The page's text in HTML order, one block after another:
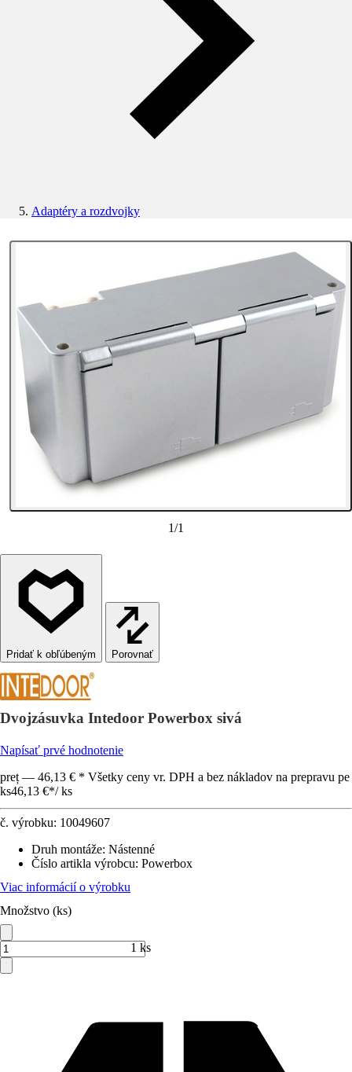
Adaptéry a rozdvojky
1/1
Porovnať
Dvojzásuvka Intedoor Powerbox sivá
Napísať prvé hodnotenie
preț — 46,13 € * Všetky ceny vr. DPH a bez nákladov na prepravu pe
ks46,13 €*/ ks
č. výrobku: 10049607
Druh montáže: Nástenné
Číslo artikla výrobcu: Powerbox
Viac informácií o výrobku
Množstvo (ks)
1 ks